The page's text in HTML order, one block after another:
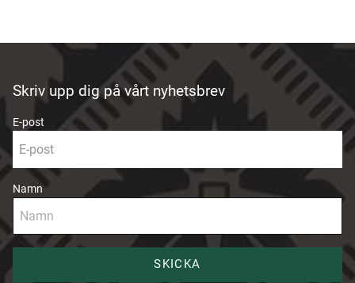
Skriv upp dig på vårt nyhetsbrev
E-post
Namn
SKICKA